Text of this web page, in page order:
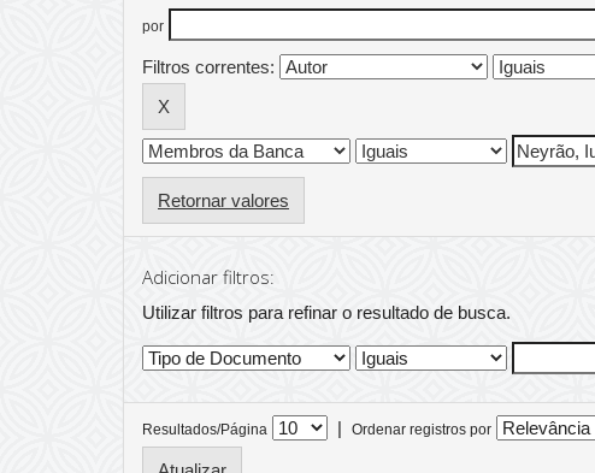
por
Filtros correntes:
Retornar valores
Adicionar filtros:
Utilizar filtros para refinar o resultado de busca.
Resultados/Página | Ordenar registros por